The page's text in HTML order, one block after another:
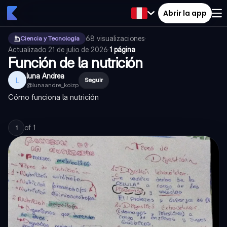
Abrir la app
Ciencia y Tecnología 68 visualizaciones·
Actualizado 21 de julio de 2026·1 página
Función de la nutrición
L luna Andrea
@lunaandre_koizp
Seguir
Cómo funciona la nutrición
1 of 1